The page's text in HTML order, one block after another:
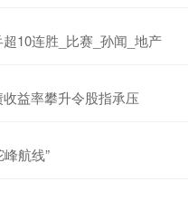
10连胜_比赛_孙闻_地产
益率攀升令股指承压
航线”